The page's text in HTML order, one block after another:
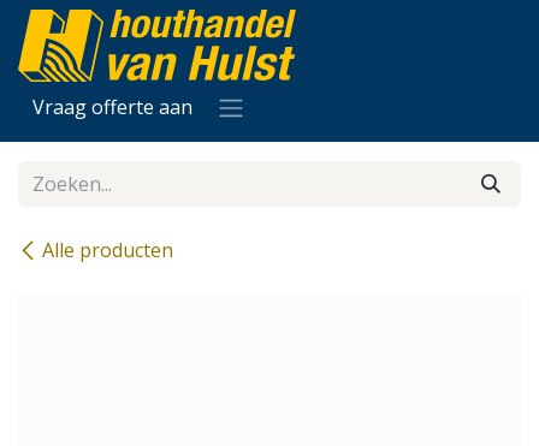
Overslaan naar inhoud
Vraag offerte aan
Alle producten